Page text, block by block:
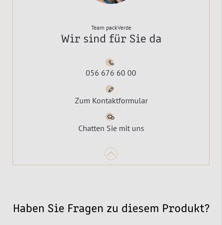
Team packVerde
Wir sind für Sie da
056 676 60 00
Zum Kontaktformular
Chatten Sie mit uns
Haben Sie Fragen zu diesem Produkt?